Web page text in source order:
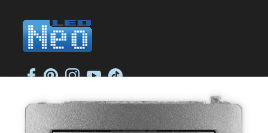
NEO-LED SP. K.
ul. Jana Długosza 2